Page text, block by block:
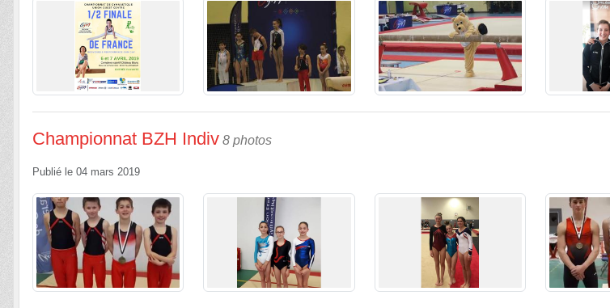
Championnat BZH Indiv 8 photos
Publié le 04 mars 2019